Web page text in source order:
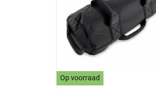
Op voorraad